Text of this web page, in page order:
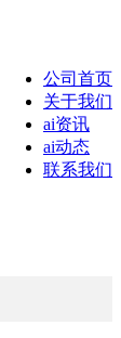
公司首页
关于我们
ai资讯
ai动态
联系我们